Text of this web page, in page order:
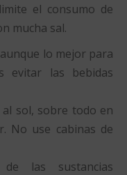
el consumo de
mucha sal.
lo mejor para
evitar las bebidas
al sol, sobre todo en
No use cabinas de
las sustancias